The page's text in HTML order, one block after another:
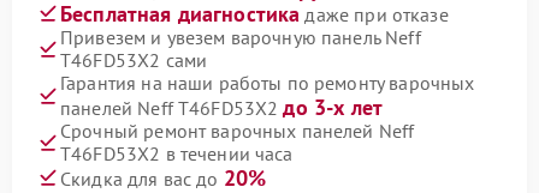
Бесплатная диагностика даже при отказе
Привезем и увезем варочную панель Neff
T46FD53X2 сами
Гарантия на наши работы по ремонту варочных
панелей Neff T46FD53X2до 3-х лет
Срочный ремонт варочных панелей Neff
T46FD53X2 в течении часа
Скидка для вас до 20%